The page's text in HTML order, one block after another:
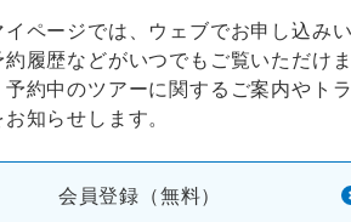
ページでは、ウェブでお申し込み
履歴などがいつでもご覧いただけ
約中のツアーに関するご案内やト
知らせします。
会員登録（無料）